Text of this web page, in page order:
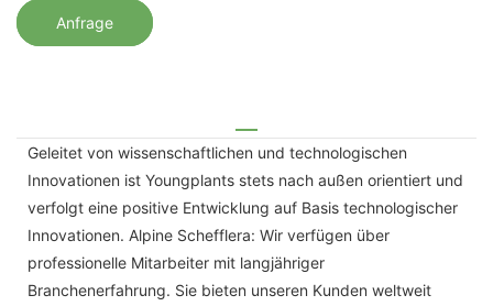
Anfrage
Geleitet von wissenschaftlichen und technologischen
Innovationen ist Youngplants stets nach außen orientiert und
verfolgt eine positive Entwicklung auf Basis technologischer
Innovationen. Alpine Schefflera: Wir verfügen über
professionelle Mitarbeiter mit langjähriger
Branchenerfahrung. Sie bieten unseren Kunden weltweit